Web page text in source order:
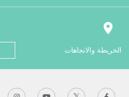
الخريطة والاتجاهات